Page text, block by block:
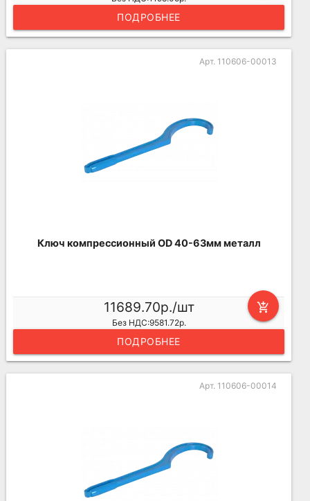
ПОДРОБНЕЕ
Арт. 110606-00013
Ключ компрессионный OD 40-63мм металл
add_shopping_cart
11689.70р./шт
Без НДС:9581.72р.
ПОДРОБНЕЕ
Арт. 110606-00014